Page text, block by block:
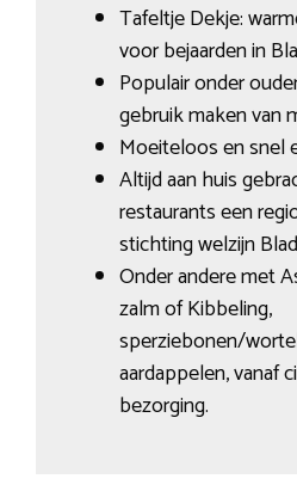
Tafeltje Dekje:
voor bejaarden in
Populair onder
gebruik maken van
Moeiteloos en snel
Altijd aan huis
restaurants een
stichting welzijn
Onder andere met
zalm of Kibbeling,
sperziebonen/
aardappelen, vanaf
bezorging.